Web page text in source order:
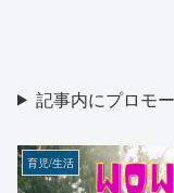
記事内にプロモ
育児/生活